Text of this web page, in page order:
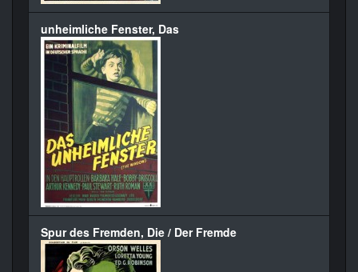
unheimliche Fenster, Das
Spur des Fremden, Die / Der Fremde